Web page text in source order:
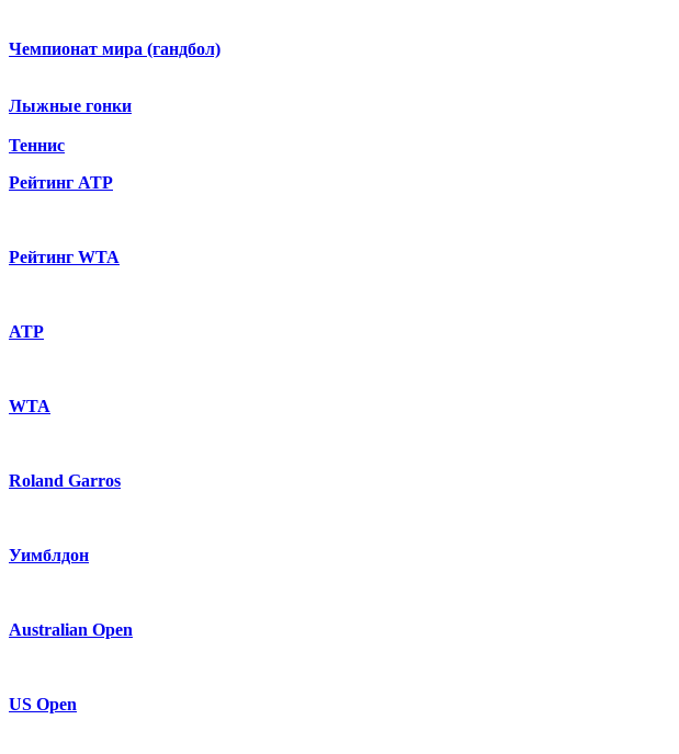
Чемпионат мира (гандбол)
Лыжные гонки
Теннис
Рейтинг ATP
Рейтинг WTA
ATP
WTA
Roland Garros
Уимблдон
Australian Open
US Open